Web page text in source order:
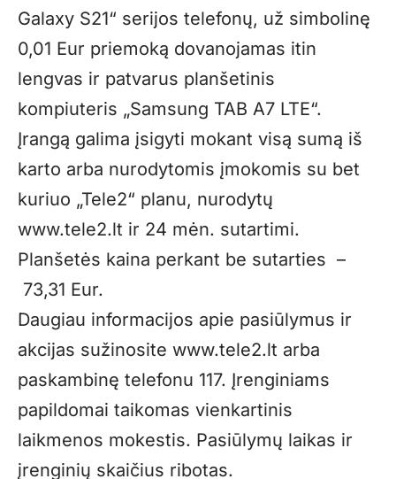
Galaxy S21“ serijos telefonų, už simbolinę
0,01 Eur priemoką dovanojamas itin
lengvas ir patvarus planšetinis
kompiuteris „Samsung TAB A7 LTE“.
Įrangą galima įsigyti mokant visą sumą iš
karto arba nurodytomis įmokomis su bet
kuriuo „Tele2“ planu, nurodytų
www.tele2.lt ir 24 mėn. sutartimi.
Planšetės kaina perkant be sutarties –
73,31 Eur.
Daugiau informacijos apie pasiūlymus ir
akcijas sužinosite www.tele2.lt arba
paskambinę telefonu 117. Įrenginiams
papildomai taikomas vienkartinis
laikmenos mokestis. Pasiūlymų laikas ir
įrenginių skaičius ribotas.